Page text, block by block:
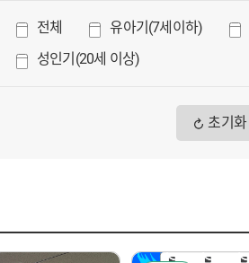
전체 유아기(7세이하)
성인기(20세 이상)
초기화